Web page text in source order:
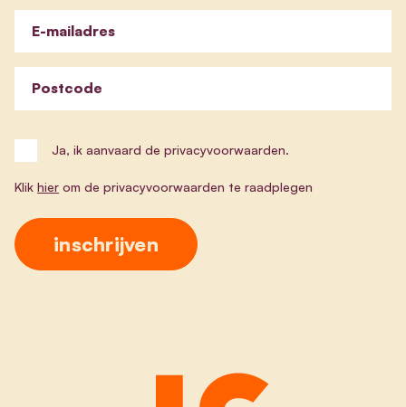
E-mailadres
Postcode
Ja, ik aanvaard de privacyvoorwaarden.
Klik hier om de privacyvoorwaarden te raadplegen